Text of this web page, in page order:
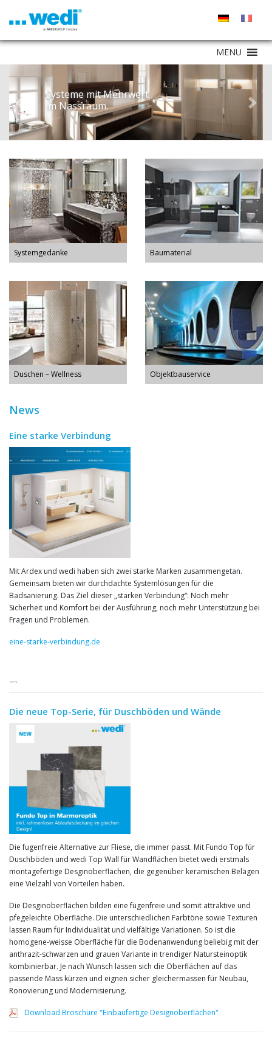
MENU
Systeme mit Mehrwert
im Nassraum.
Previous Next
Systemgedanke Baumaterial
Duschen – Wellness Objektbauservice
News
Eine starke Verbindung
Mit Ardex und wedi haben sich zwei starke Marken zusammengetan.
Gemeinsam bieten wir durchdachte Systemlösungen für die
Badsanierung. Das Ziel dieser „starken Verbindung“: Noch mehr
Sicherheit und Komfort bei der Ausführung, noch mehr Unterstützung bei
Fragen und Problemen.
eine-starke-verbindung.de
Die neue Top-Serie, für Duschböden und Wände
Die fugenfreie Alternative zur Fliese, die immer passt. Mit Fundo Top für
Duschböden und wedi Top Wall für Wandflächen bietet wedi erstmals
montagefertige Desginoberflächen, die gegenüber keramischen Belägen
eine Vielzahl von Vorteilen haben.
Die Desginoberflächen bilden eine fugenfreie und somit attraktive und
pfegeleichte Oberfläche. Die unterschiedlichen Farbtöne sowie Texturen
lassen Raum für Individualität und vielfältige Variationen. So ist die
homogene-weisse Oberfläche für die Bodenanwendung beliebig mit der
anthrazit-schwarzen und grauen Variante in trendiger Natursteinoptik
kombinierbar. Je nach Wunsch lassen sich die Oberflächen auf das
passende Mass kürzen und eignen sicher gleichermassen für Neubau,
Ronovierung und Modernisierung.
Download Broschüre "Einbaufertige Designoberflächen"